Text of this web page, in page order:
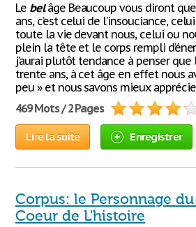
Le belâge Beaucoup vous diront
ans, c’est celui de l’insouciance,
toute la vie devant nous, celui ou
plein la tête et le corps rempli
j’aurai plutôt tendance à penser que
trente ans, à cet âge en effet nous
peu » et nous savons mieux
469 Mots / 2 Pages
Lire la suite Enregistrer
Corpus: le Personnage
Coeur de L'histoire